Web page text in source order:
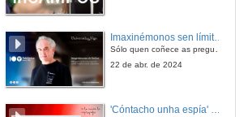
Sólo quen coñece as preguntas pode imaxinar novas respostas
22 de abr. de 2024
'Cóntacho unha espía' Reto